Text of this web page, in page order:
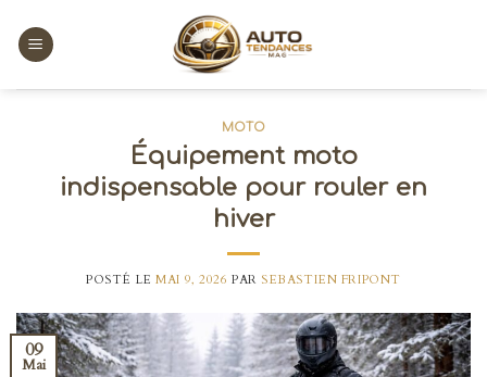
content
MOTO
Équipement moto
indispensable pour rouler en
hiver
POSTÉ LEMAI 9, 2026 PAR SEBASTIEN FRIPONT
09
Mai